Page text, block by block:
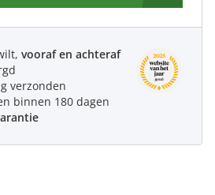
vooraf en achteraf
verzonden
binnen 180 dagen